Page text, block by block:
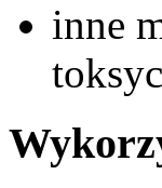
inne